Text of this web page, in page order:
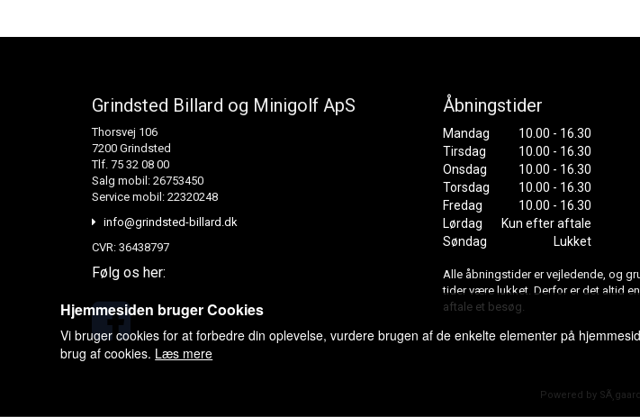
Grindsted Billard og Minigolf ApS
Thorsvej 106
7200 Grindsted
Tlf. 75 32 08 00
Salg mobil: 26753450
Service mobil: 22320248
info@grindsted-billard.dk
CVR: 36438797
Følg os her:
Åbningstider
Mandag
10.00 - 16.30
Tirsdag
10.00 - 16.30
Onsdag
10.00 - 16.30
Torsdag
10.00 - 16.30
Fredag
10.00 - 16.30
Lørdag
Kun efter aftale
Søndag
Lukket
Alle åbningstider er vejledende, og
tider være lukket. Derfor er det altid
aftale et besøg.
Powered by
Hjemmesiden bruger Cookies
Vi bruger cookies for at forbedre din oplevelse, vurdere brugen af de enkelte elementer på
brug af cookies. Læs mere